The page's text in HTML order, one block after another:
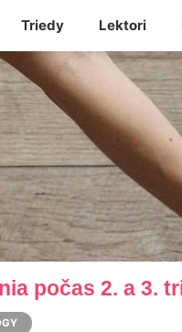
Triedy Lektori
počas 2. a 3.